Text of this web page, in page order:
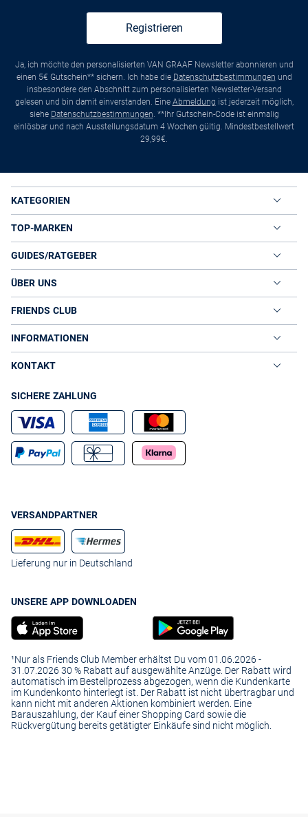
Registrieren
Ja, ich möchte den personalisierten VAN GRAAF Newsletter abonnieren und
einen 5€ Gutschein** sichern. Ich habe die Datenschutzbestimmungen und
insbesondere den Abschnitt zum personalisierten Newsletter-Versand
gelesen und bin damit einverstanden. Eine Abmeldung ist jederzeit möglich,
siehe Datenschutzbestimmungen. **Ihr Gutschein-Code ist einmalig
einlösbar und nach Ausstellungsdatum 4 Wochen gültig. Mindestbestellwert
29,99€.
KATEGORIEN
TOP-MARKEN
GUIDES/RATGEBER
ÜBER UNS
FRIENDS CLUB
INFORMATIONEN
KONTAKT
SICHERE ZAHLUNG
VERSANDPARTNER
Lieferung nur in Deutschland
UNSERE APP DOWNLOADEN
¹Nur als Friends Club Member erhältst Du vom 01.06.2026 -
31.07.2026 30 % Rabatt auf ausgewählte Anzüge. Der Rabatt wird
automatisch im Bestellprozess abgezogen, wenn die Kundenkarte
im Kundenkonto hinterlegt ist. Der Rabatt ist nicht übertragbar und
kann nicht mit anderen Aktionen kombiniert werden. Eine
Barauszahlung, der Kauf einer Shopping Card sowie die
Rückvergütung bereits getätigter Einkäufe sind nicht möglich.